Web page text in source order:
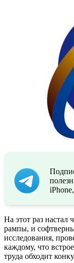
На этот раз настал
рампы, и
исследования,
каждому, что
труда обходит